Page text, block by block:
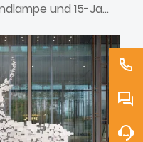
Mode-Wandlampe und 15-Jahres-Lampe